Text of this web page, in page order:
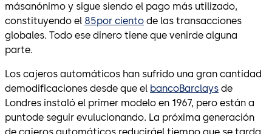
másanónimo y sigue siendo el pago más utilizado,
constituyendo el 85por ciento de las transacciones
globales. Todo ese dinero tiene que venirde alguna
parte.
Los cajeros automáticos han sufrido una gran cantidad
demodificaciones desde que el bancoBarclays de
Londres instaló el primer modelo en 1967, pero están a
puntode seguir evulucionando. La próxima generación